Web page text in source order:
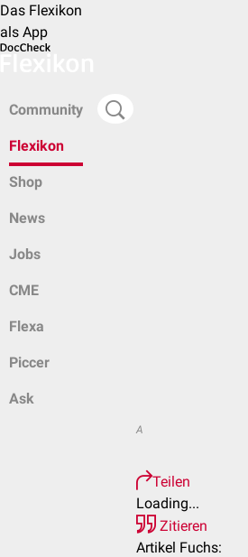
Das Flexikon
als App
Community
Flexikon
Shop
News
Jobs
CME
Flexa
Piccer
Ask
A
Teilen
Loading...
Zitieren
Artikel Fuchs: